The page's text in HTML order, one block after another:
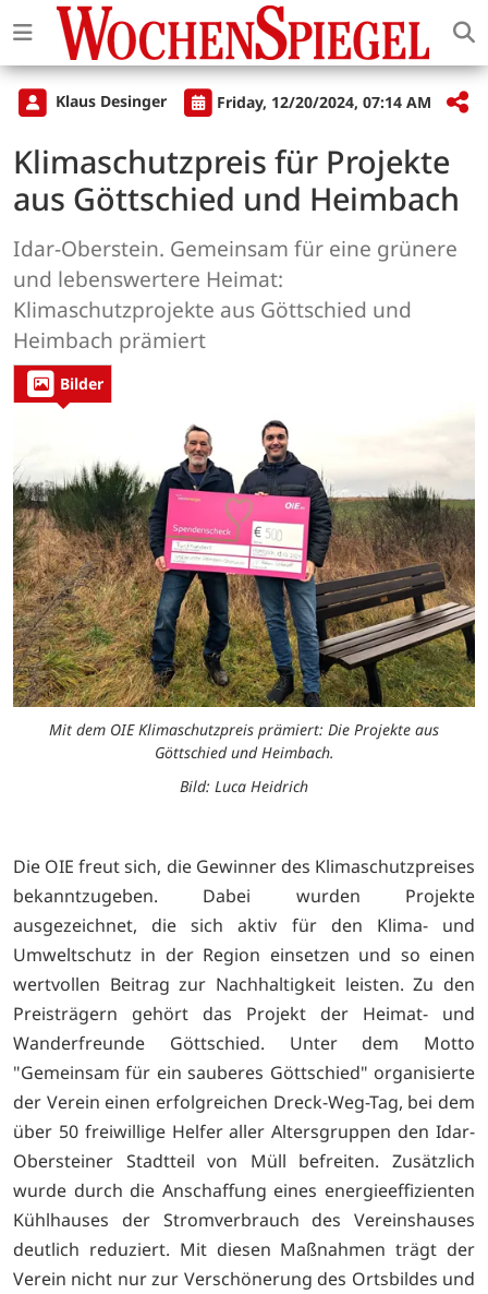
Klaus Desinger Friday, 12/20/2024, 07:14 AM
Klimaschutzpreis für Projekte
aus Göttschied und Heimbach
Idar-Oberstein. Gemeinsam für eine grünere
und lebenswertere Heimat:
Klimaschutzprojekte aus Göttschied und
Heimbach prämiert
Bilder
Mit dem OIE Klimaschutzpreis prämiert: Die Projekte aus
Göttschied und Heimbach.
Bild: Luca Heidrich
Die OIE freut sich, die Gewinner des Klimaschutzpreises
bekanntzugeben. Dabei wurden Projekte
ausgezeichnet, die sich aktiv für den Klima- und
Umweltschutz in der Region einsetzen und so einen
wertvollen Beitrag zur Nachhaltigkeit leisten. Zu den
Preisträgern gehört das Projekt der Heimat- und
Wanderfreunde Göttschied. Unter dem Motto
"Gemeinsam für ein sauberes Göttschied" organisierte
der Verein einen erfolgreichen Dreck-Weg-Tag, bei dem
über 50 freiwillige Helfer aller Altersgruppen den Idar-
Obersteiner Stadtteil von Müll befreiten. Zusätzlich
wurde durch die Anschaffung eines energieeffizienten
Kühlhauses der Stromverbrauch des Vereinshauses
deutlich reduziert. Mit diesen Maßnahmen trägt der
Verein nicht nur zur Verschönerung des Ortsbildes und